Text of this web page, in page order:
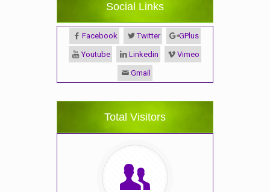
Social Links
Facebook Twitter GPlus
Youtube Linkedin Vimeo
Gmail
Total Visitors